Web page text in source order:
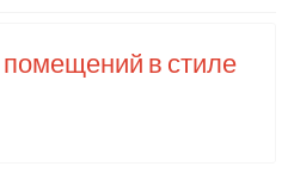
помещений в стиле